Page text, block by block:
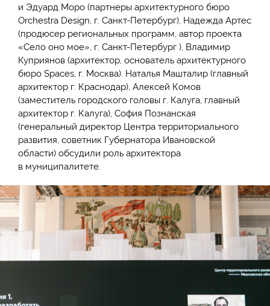
и Эдуард Моро (партнеры архитектурного бюро
Orchestra Design, г. Санкт-Петербург), Надежда Артес
(продюсер региональных программ, автор проекта
«Село оно мое», г. Санкт-Петербург ), Владимир
Куприянов (архитектор, основатель архитектурного
бюро Spaces, г. Москва). Наталья Машталир (главный
архитектор г. Краснодар), Алексей Комов
(заместитель городского головы г. Калуга, главный
архитектор г. Калуга), София Познанская
(генеральный директор Центра территориального
развития, советник Губернатора Ивановской
области) обсудили роль архитектора
в муниципалитете.